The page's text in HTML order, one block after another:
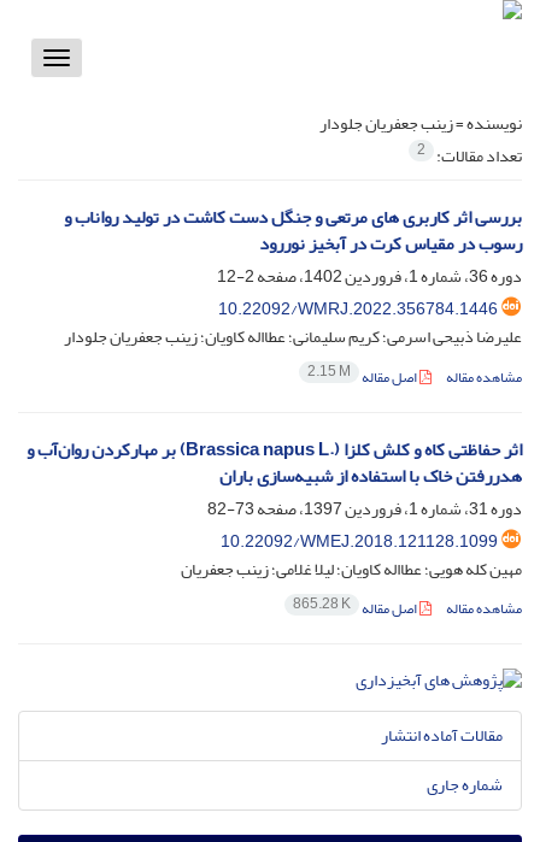
Toggle
نویسنده =زینب جعفریان جلودار
تعداد مقالات: 2
بررسی اثر کاربری های مرتعی و جنگل دست کاشت در تولید رواناب و
رسوب در مقیاس کرت در آبخیز نوررود
دوره 36، شماره 1، فروردین 1402، صفحه
2-12
10.22092/WMRJ.2022.356784.1446
علیرضا ذبیحی اسرمی؛ کریم سلیمانی؛ عطااله کاویان؛ زینب جعفریان جلودار
مشاهده مقاله اصل مقاله 2.15 M
اثر حفاظتی کاه‌ و کلش کلزا (.Brassica napus L) بر مهارکردن روان‌آب و
هدررفتن خاک با استفاده از شبیه‌سازی باران
دوره 31، شماره 1، فروردین 1397، صفحه
73-82
10.22092/WMEJ.2018.121128.1099
مهین کله هویی؛ عطااله کاویان؛ لیلا غلامی؛ زینب جعفریان
مشاهده مقاله اصل مقاله 865.28 K
مقالات آماده انتشار
شماره جاری